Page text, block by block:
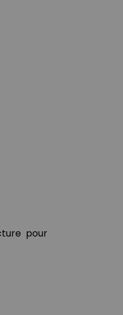
pour